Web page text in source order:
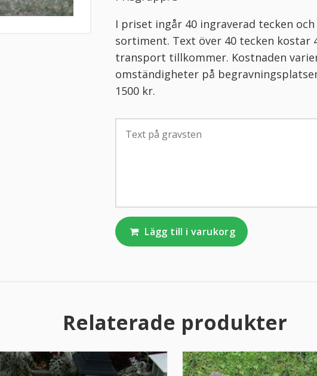
I priset ingår 40 ingraverad tecken
sortiment. Text över 40 tecken
transport tillkommer. Kostnaden
omständigheter på
1500 kr.
Lägg till i varukorg
Relaterade produkter